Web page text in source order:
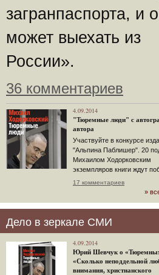
загранпаспорта, и
может выехать из
России».
36 комментариев
4.09.2014
"Тюремные люди" с
автора
Участвуйте в конкурсе
"Альпина Паблишер". 20
Михаилом Ходорковским
экземпляров книги ждут
17 комментариев
»
Дело в зеркале СМИ
4.09.2014
Юрий Шевчук о
«Сколько неподдельной
внимания, христианского